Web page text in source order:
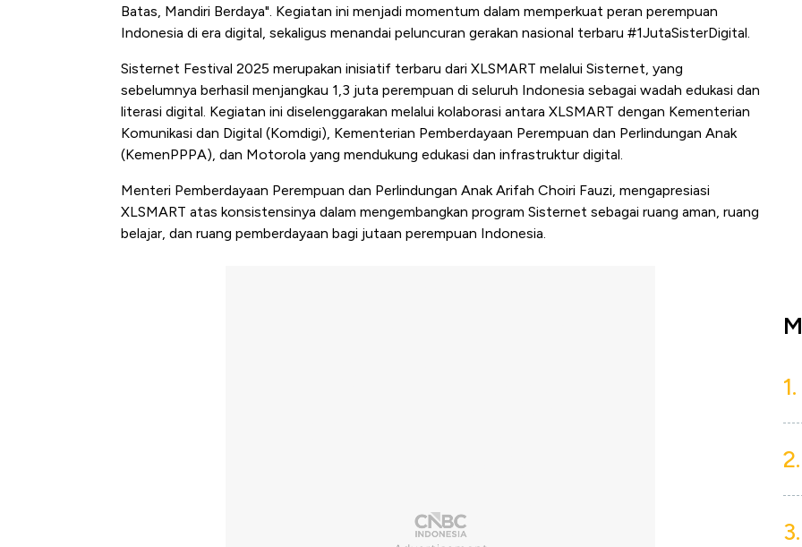
Batas, Mandiri Berdaya". Kegiatan ini menjadi momentum dalam memperkuat peran perempuan
Indonesia di era digital, sekaligus menandai peluncuran gerakan nasional terbaru #1JutaSisterDigital.
Sisternet Festival 2025 merupakan inisiatif terbaru dari XLSMART melalui Sisternet, yang
sebelumnya berhasil menjangkau 1,3 juta perempuan di seluruh Indonesia sebagai wadah edukasi dan
literasi digital. Kegiatan ini diselenggarakan melalui kolaborasi antara XLSMART dengan Kementerian
Komunikasi dan Digital (Komdigi), Kementerian Pemberdayaan Perempuan dan Perlindungan Anak
(KemenPPPA), dan Motorola yang mendukung edukasi dan infrastruktur digital.
Menteri Pemberdayaan Perempuan dan Perlindungan Anak Arifah Choiri Fauzi, mengapresiasi
XLSMART atas konsistensinya dalam mengembangkan program Sisternet sebagai ruang aman, ruang
belajar, dan ruang pemberdayaan bagi jutaan perempuan Indonesia.
1.
2.
3.